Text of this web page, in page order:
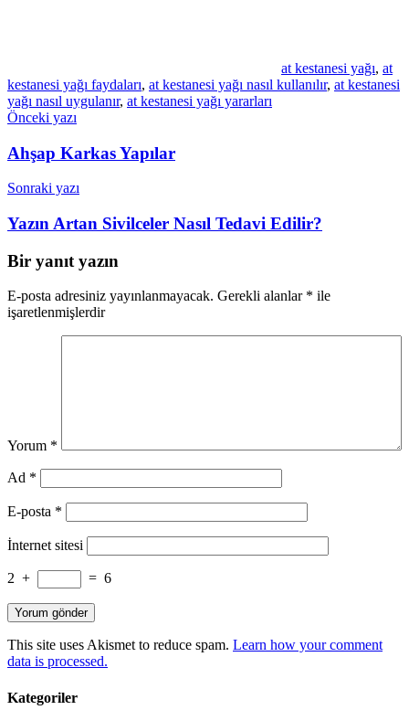
at kestanesi yağı, at
kestanesi yağı faydaları, at kestanesi yağı nasıl kullanılır, at kestanesi
yağı nasıl uygulanır, at kestanesi yağı yararları
Yazı
gezinmesi
Önceki yazı
Ahşap Karkas Yapılar
Sonraki yazı
Yazın Artan Sivilceler Nasıl Tedavi Edilir?
Bir yanıt yazın
E-posta adresiniz yayınlanmayacak. Gerekli alanlar * ile
işaretlenmişlerdir
Yorum *
Ad *
E-posta *
İnternet sitesi
2 + = 6
This site uses Akismet to reduce spam. Learn how your comment
data is processed.
Kategoriler